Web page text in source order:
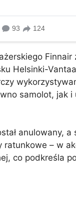
Finnair
Helsinki-
samolot, jak i
anulowany, a
– w
co podkreśla